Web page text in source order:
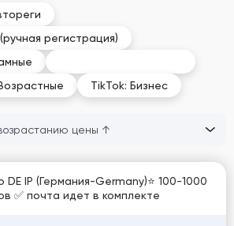
регистрация)
TikTok: Бизнес
DE IP (Германия-Germany)⭐️ 100-1000
✅ почта идет в комплекте